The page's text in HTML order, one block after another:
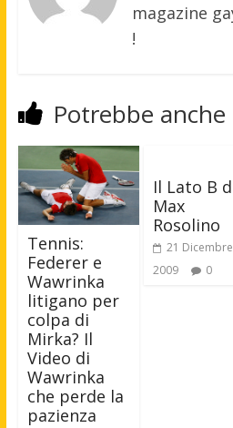
magazine
!
Potrebbe
Tennis:
Federer e
Wawrinka
litigano per
colpa di
Mirka? Il
Video di
Wawrinka
che perde la
pazienza
Il Lato B
Max
Rosolino
21 Dicembre
2009
0